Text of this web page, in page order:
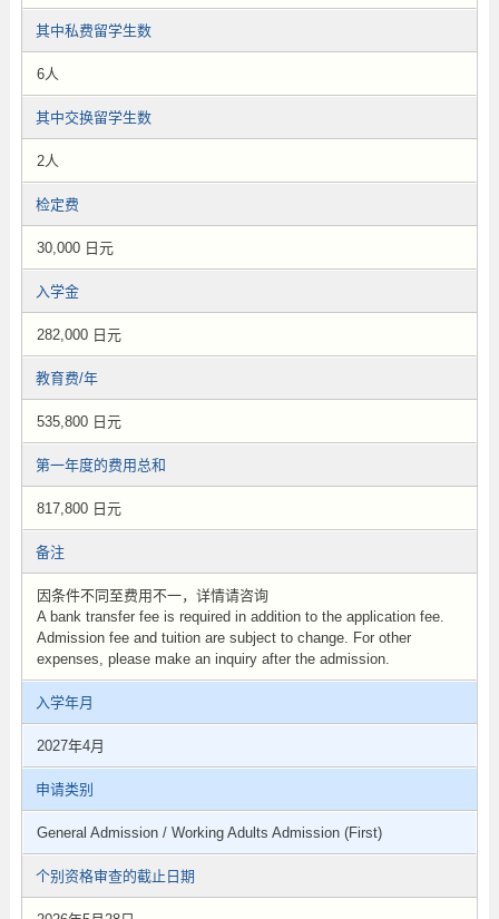
其中私费留学生数
6人
其中交换留学生数
2人
检定费
30,000 日元
入学金
282,000 日元
教育费/年
535,800 日元
第一年度的费用总和
817,800 日元
备注
因条件不同至费用不一，详情请咨询
A bank transfer fee is required in addition to the application fee.
Admission fee and tuition are subject to change. For other
expenses, please make an inquiry after the admission.
入学年月
2027年4月
申请类别
General Admission / Working Adults Admission (First)
个别资格审查的截止日期